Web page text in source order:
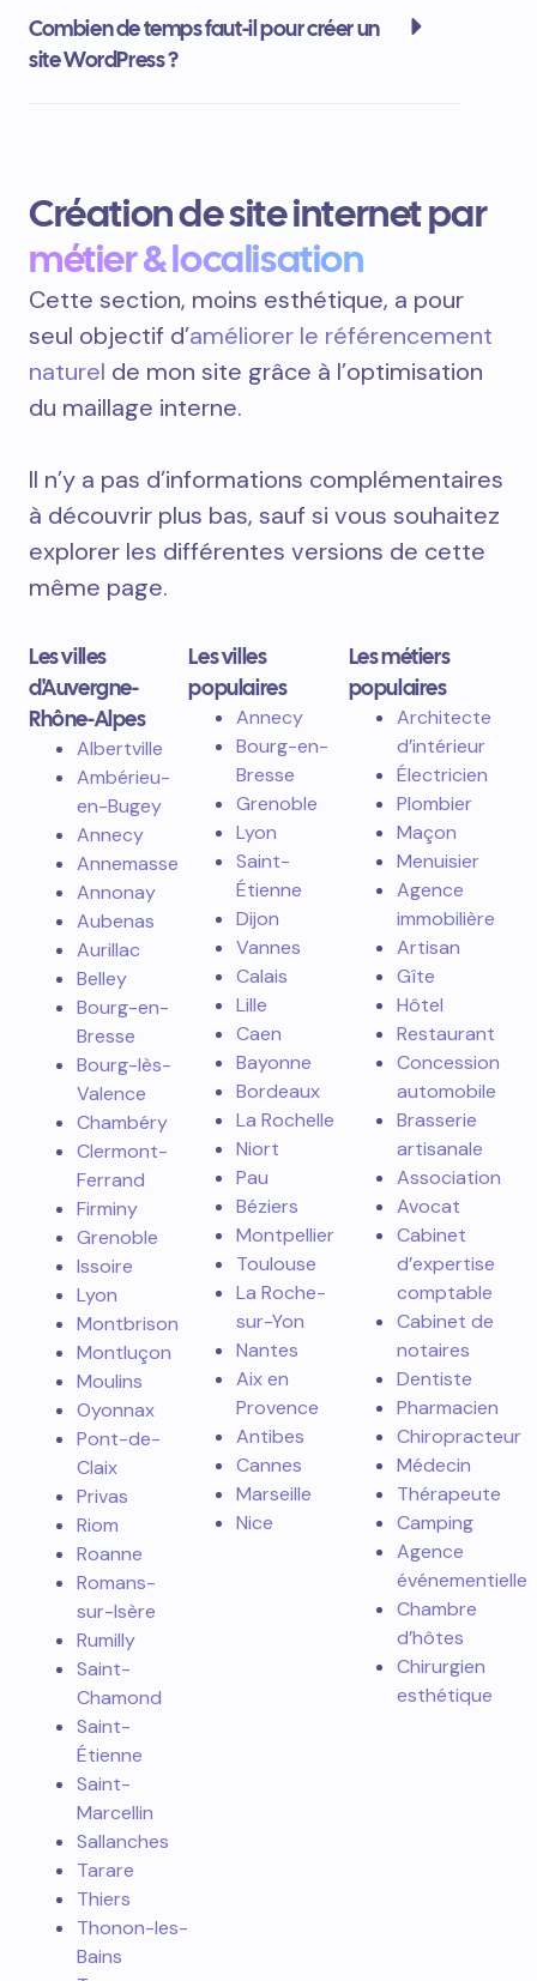
Combien de temps faut-il pour créer un
site WordPress ?
Création de site internet par
métier & localisation
Cette section, moins esthétique, a pour
seul objectif d’améliorer le référencement
naturel de mon site grâce à l’optimisation
du maillage interne.
Il n’y a pas d’informations complémentaires
à découvrir plus bas, sauf si vous souhaitez
explorer les différentes versions de cette
même page.
Les villes
d'Auvergne-
Rhône-Alpes
Albertville
Ambérieu-
en-Bugey
Annecy
Annemasse
Annonay
Aubenas
Aurillac
Belley
Bourg-en-
Bresse
Bourg-lès-
Valence
Chambéry
Clermont-
Ferrand
Firminy
Grenoble
Issoire
Lyon
Montbrison
Montluçon
Moulins
Oyonnax
Pont-de-
Claix
Privas
Riom
Roanne
Romans-
sur-Isère
Rumilly
Saint-
Chamond
Saint-
Étienne
Saint-
Marcellin
Sallanches
Tarare
Thiers
Thonon-les-
Bains
Les villes
populaires
Annecy
Bourg-en-
Bresse
Grenoble
Lyon
Saint-
Étienne
Dijon
Vannes
Calais
Lille
Caen
Bayonne
Bordeaux
La Rochelle
Niort
Pau
Béziers
Montpellier
Toulouse
La Roche-
sur-Yon
Nantes
Aix en
Provence
Antibes
Cannes
Marseille
Nice
Les métiers
populaires
Architecte
d’intérieur
Électricien
Plombier
Maçon
Menuisier
Agence
immobilière
Artisan
Gîte
Hôtel
Restaurant
Concession
automobile
Brasserie
artisanale
Association
Avocat
Cabinet
d’expertise
comptable
Cabinet de
notaires
Dentiste
Pharmacien
Chiropracteur
Médecin
Thérapeute
Camping
Agence
événementielle
Chambre
d’hôtes
Chirurgien
esthétique